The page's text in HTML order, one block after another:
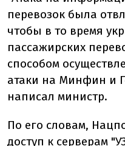
перевозок была
чтобы в то время
пассажирских
способом
атаки на Минфин и
написал министр.
По его словам,
доступ к серверам